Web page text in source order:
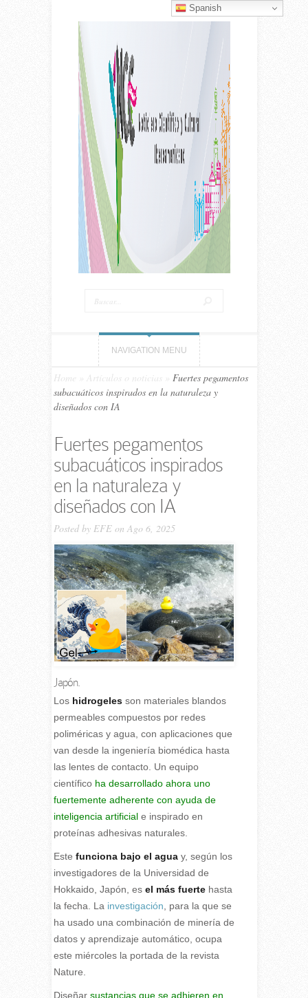
NAVIGATION MENU
Home Artículos o noticias
Fuertes pegamentos
subacuáticos inspirados en la naturaleza y
diseñados con IA
Fuertes pegamentos
subacuáticos inspirados
en la naturaleza y
diseñados con IA
Posted by EFEon Ago 6, 2025
Japón.
L os hidrogelesson materiales blandos
permeables compuestos por redes
poliméricas y agua, con aplicaciones que
van desde la ingeniería biomédica hasta
las lentes de contacto. Un equipo
científicoha desarrollado ahora uno
fuertemente adherente con ayuda de
inteligencia artificiale inspirado en
proteínas adhesivas naturales.
Este funciona bajo el aguay, según los
investigadores de la Universidad de
Hokkaido, Japón, esel más fuertehasta
la fecha. La investigación , para la que se
ha usado una combinación de minería de
datos y aprendizaje automático, ocupa
este miércoles la portada de la revista
Nature.
Diseñar sustancias que se adhieren en
Spanish